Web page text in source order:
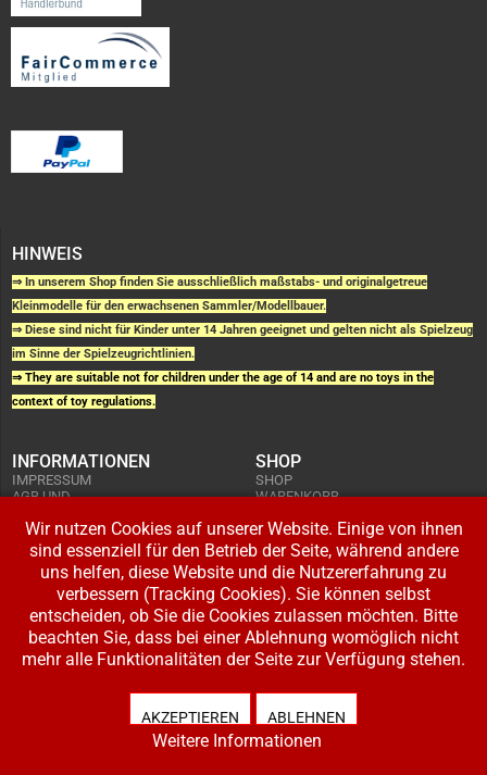
HINWEIS
⇒ In unserem Shop finden Sie ausschließlich maßstabs- und originalgetreue
Kleinmodelle für den erwachsenen Sammler/Modellbauer.
⇒ Diese sind nicht für Kinder unter 14 Jahren geeignet und gelten nicht als Spielzeug
im Sinne der Spielzeugrichtlinien.
⇒ They are suitable not for children under the age of 14 and are no toys in the
context of toy regulations.
INFORMATIONEN
IMPRESSUM
AGB UND
KUNDENINFORMATIONEN
WIDERRUFSRECHT
DATENSCHUTZERKLÄRUNG
ZAHLUNG UND VERSAND
SHOP
SHOP
WARENKORB
ADRESSE BEARBEITEN
IHR KONTO
LOGIN
REGISTRIEREN
Copyright © 2026 Modellbahnladen Klee GbR. Alle Rechte vorbehalten. Design:
Wir nutzen Cookies auf unserer Website. Einige von ihnen
sind essenziell für den Betrieb der Seite, während andere
uns helfen, diese Website und die Nutzererfahrung zu
verbessern (Tracking Cookies). Sie können selbst
entscheiden, ob Sie die Cookies zulassen möchten. Bitte
beachten Sie, dass bei einer Ablehnung womöglich nicht
mehr alle Funktionalitäten der Seite zur Verfügung stehen.
AKZEPTIEREN ABLEHNEN
Weitere Informationen